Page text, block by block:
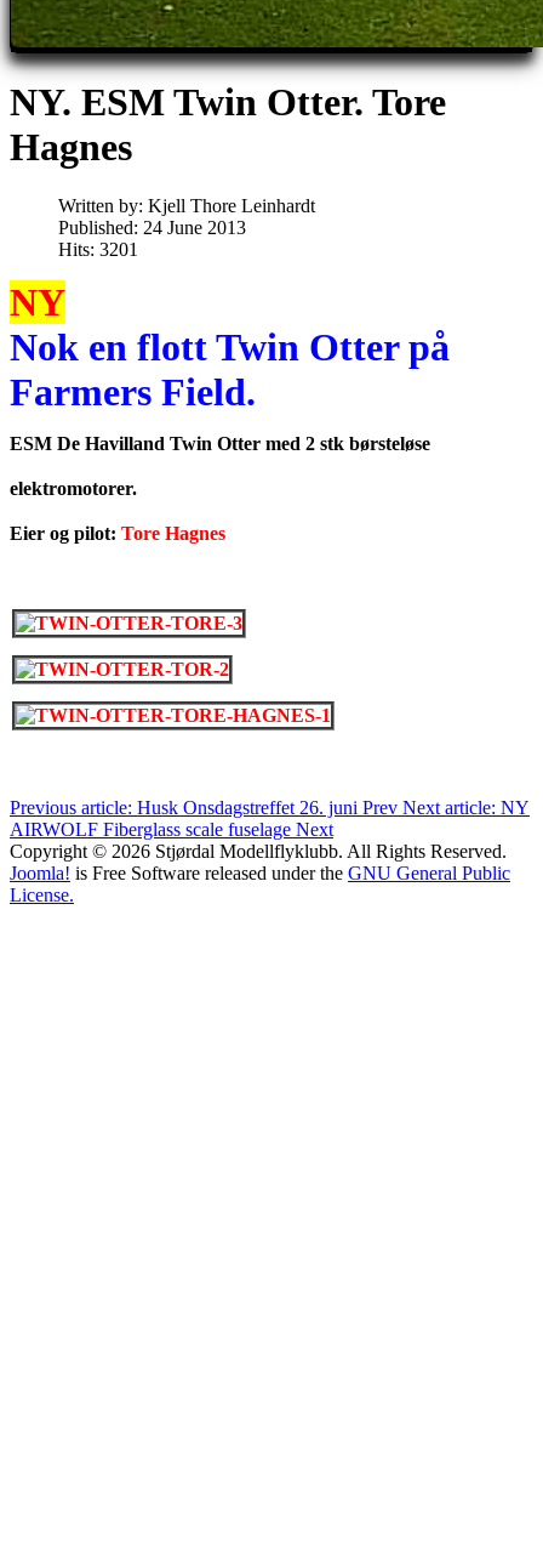
NY. ESM Twin Otter. Tore
Hagnes
Written by: Kjell Thore Leinhardt
Published: 24 June 2013
Hits: 3201
NY
Nok en flott Twin Otter på
Farmers Field.
ESM De Havilland Twin Otter med 2 stk børsteløse
elektromotorer.
Eier og pilot: Tore Hagnes
Previous article: Husk Onsdagstreffet 26. juni Prev Next article: NY
AIRWOLF Fiberglass scale fuselage Next
Copyright © 2026 Stjørdal Modellflyklubb. All Rights Reserved.
Joomla! is Free Software released under the GNU General Public
License.